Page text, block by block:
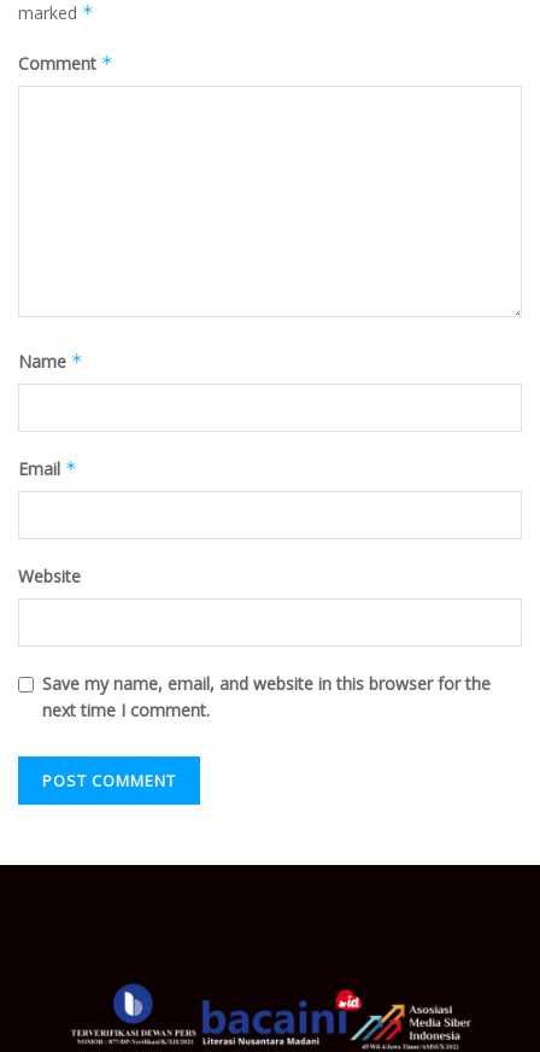
marked *
Comment *
Name *
Email *
Website
Save my name, email, and website in this browser for the
next time I comment.